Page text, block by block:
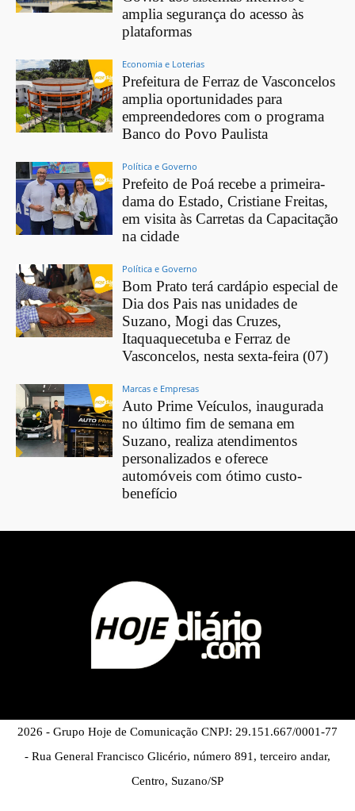
amplia segurança do acesso às
plataformas
Economia e Loterias
Prefeitura de Ferraz de Vasconcelos
amplia oportunidades para
empreendedores com o programa
Banco do Povo Paulista
Política e Governo
Prefeito de Poá recebe a primeira-
dama do Estado, Cristiane Freitas,
em visita às Carretas da Capacitação
na cidade
Política e Governo
Bom Prato terá cardápio especial de
Dia dos Pais nas unidades de
Suzano, Mogi das Cruzes,
Itaquaquecetuba e Ferraz de
Vasconcelos, nesta sexta-feira (07)
Marcas e Empresas
Auto Prime Veículos, inaugurada
no último fim de semana em
Suzano, realiza atendimentos
personalizados e oferece
automóveis com ótimo custo-
benefício
2026 - Grupo Hoje de Comunicação CNPJ: 29.151.667/0001-77
- Rua General Francisco Glicério, número 891, terceiro andar,
Centro, Suzano/SP